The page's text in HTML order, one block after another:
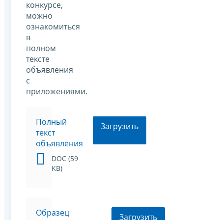
конкурсе,
можно
ознакомиться
в
полном
тексте
объявления
с
приложениями.
Полный
текст
объявления
DOC (59
KB)
Загрузить
Образец
Загрузить